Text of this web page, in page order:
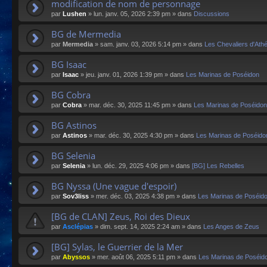
modification de nom de personnage
par Lushen » lun. janv. 05, 2026 2:39 pm » dans Discussions
BG de Mermedia
par Mermedia » sam. janv. 03, 2026 5:14 pm » dans Les Chevaliers
BG Isaac
par Isaac » jeu. janv. 01, 2026 1:39 pm » dans Les Marinas de Poséidon
BG Cobra
par Cobra» mar. déc. 30, 2025 11:45 pm » dans Les Marinas de Poséidon
BG Astinos
par Astinos » mar. déc. 30, 2025 4:30 pm » dans Les Marinas de
BG Selenia
par Selenia» lun. déc. 29, 2025 4:06 pm » dans [BG] Les Rebelles
BG Nyssa (Une vague d'espoir)
par Sov3liss » mer. déc. 03, 2025 4:38 pm » dans Les Marinas de
[BG de CLAN] Zeus, Roi des Dieux
par Asclépias » dim. sept. 14, 2025 2:24 am » dans Les Anges de Zeus
[BG] Sylas, le Guerrier de la Mer
par Abyssos » mer. août 06, 2025 5:11 pm » dans Les Marinas de